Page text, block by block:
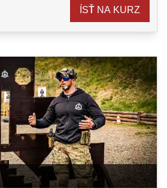
ÍSŤ NA KURZ